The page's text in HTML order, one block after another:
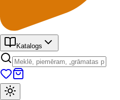
Katalogs